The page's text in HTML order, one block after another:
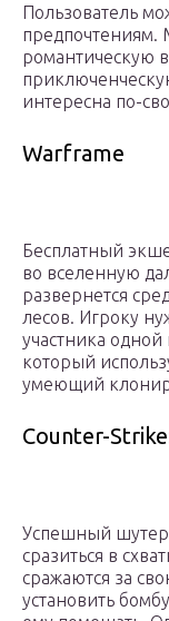
Пользователь
предпочтениям.
романтическую
интересна по-
Warframe
Бесплатный
во вселенную
развернется
лесов. Игроку
участника
который
умеющий
Counter-
Успешный
сразиться в
сражаются за
установить